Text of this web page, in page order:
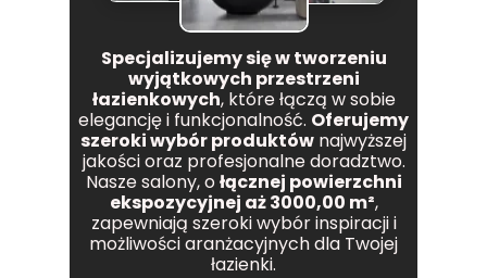
Specjalizujemy się w tworzeniu
wyjątkowych przestrzeni
łazienkowych, które łączą w sobie
elegancję i funkcjonalność. Oferujemy
szeroki wybór produktów najwyższej
jakości oraz profesjonalne doradztwo.
Nasze salony, o łącznej powierzchni
ekspozycyjnej aż 3000,00 m²,
zapewniają szeroki wybór inspiracji i
możliwości aranżacyjnych dla Twojej
łazienki.